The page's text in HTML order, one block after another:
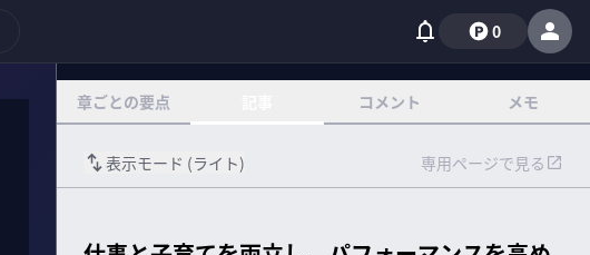
0
章ごとの要点 コメント メモ
表示モード (ライト) 専用ページで見る